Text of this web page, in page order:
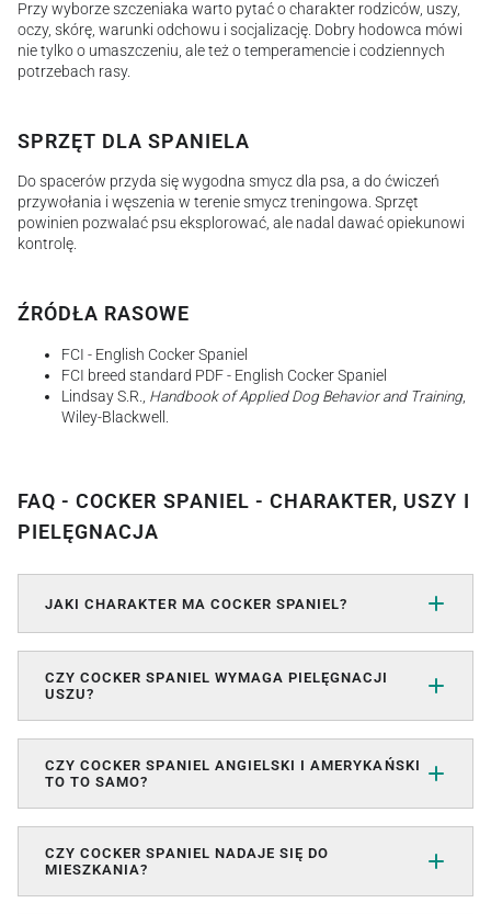
Przy wyborze szczeniaka warto pytać o charakter rodziców, uszy,
oczy, skórę, warunki odchowu i socjalizację. Dobry hodowca mówi
nie tylko o umaszczeniu, ale też o temperamencie i codziennych
potrzebach rasy.
SPRZĘT DLA SPANIELA
Do spacerów przyda się wygodna smycz dla psa, a do ćwiczeń
przywołania i węszenia w terenie smycz treningowa. Sprzęt
powinien pozwalać psu eksplorować, ale nadal dawać opiekunowi
kontrolę.
ŹRÓDŁA RASOWE
FCI - English Cocker Spaniel
FCI breed standard PDF - English Cocker Spaniel
Lindsay S.R., Handbook of Applied Dog Behavior and Training,
Wiley-Blackwell.
FAQ - COCKER SPANIEL - CHARAKTER, USZY I
PIELĘGNACJA
JAKI CHARAKTER MA COCKER SPANIEL?
CZY COCKER SPANIEL WYMAGA PIELĘGNACJI
USZU?
CZY COCKER SPANIEL ANGIELSKI I AMERYKAŃSKI
TO TO SAMO?
CZY COCKER SPANIEL NADAJE SIĘ DO
MIESZKANIA?